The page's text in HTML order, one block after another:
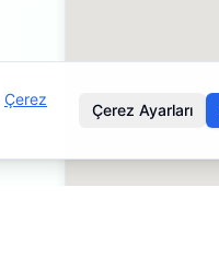
Çerez
Çerez Ayarları